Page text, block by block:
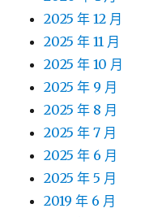
2025 年 12 月
2025 年 11 月
2025 年 10 月
2025 年 9 月
2025 年 8 月
2025 年 7 月
2025 年 6 月
2025 年 5 月
2019 年 6 月